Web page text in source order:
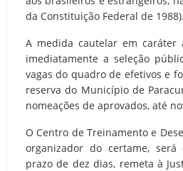
da Constituição Federal de 1988).
A medida cautelar em caráter
imediatamente a seleção
vagas do quadro de efetivos e
reserva do Município de
nomeações de aprovados, até
O Centro de Treinamento e
organizador do certame,
prazo de dez dias, remeta à